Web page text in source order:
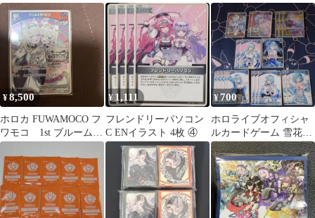
ため OUR
カマーカーケースvol.1 ゲーム
¥8,500
ホロカ FUWAMOCO フ
ワモコ 1st ブルームカ
ップ プロモ 未開封
¥ 1,111
フレンドリーパソコン
C ENイラスト 4枚 ④
¥700
ホロライブオフィシャ
ルカードゲーム 雪花ラ
ミィ まとめ売り